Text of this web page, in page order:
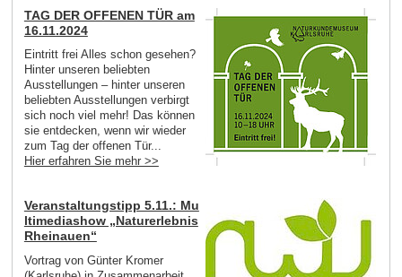
TAG DER OFFENEN TÜR am
16.11.2024
Eintritt frei Alles schon gesehen?
Hinter unseren beliebten
Ausstellungen – hinter unseren
beliebten Ausstellungen verbirgt
sich noch viel mehr! Das können
sie entdecken, wenn wir wieder
zum Tag der offenen Tür...
Hier erfahren Sie mehr >>
Veranstaltungstipp 5.11.: Mu
ltimediashow „Naturerlebnis
Rheinauen“
Vortrag von Günter Kromer